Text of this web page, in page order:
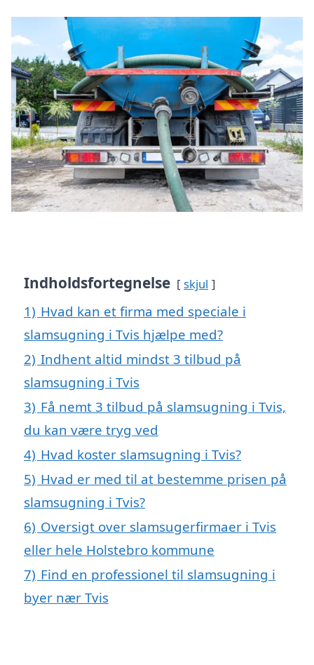
Indholdsfortegnelse skjul
1) Hvad kan et firma med speciale i
slamsugning i Tvis hjælpe med?
2) Indhent altid mindst 3 tilbud på
slamsugning i Tvis
3) Få nemt 3 tilbud på slamsugning i Tvis,
du kan være tryg ved
4) Hvad koster slamsugning i Tvis?
5) Hvad er med til at bestemme prisen på
slamsugning i Tvis?
6) Oversigt over slamsugerfirmaer i Tvis
eller hele Holstebro kommune
7) Find en professionel til slamsugning i
byer nær Tvis